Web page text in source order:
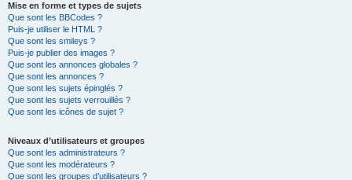
Mise en forme et types de sujets
Que sont les BBCodes ?
Puis-je utiliser le HTML ?
Que sont les smileys ?
Puis-je publier des images ?
Que sont les annonces globales ?
Que sont les annonces ?
Que sont les sujets épinglés ?
Que sont les sujets verrouillés ?
Que sont les icônes de sujet ?
Niveaux d’utilisateurs et groupes
Que sont les administrateurs ?
Que sont les modérateurs ?
Que sont les groupes d’utilisateurs ?